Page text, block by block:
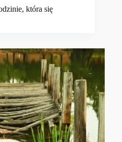
która się